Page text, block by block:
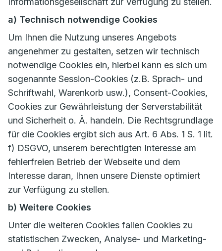
a) Technisch notwendige Cookies
Um Ihnen die Nutzung unseres Angebots
angenehmer zu gestalten, setzen wir technisch
notwendige Cookies ein, hierbei kann es sich um
sogenannte Session-Cookies (z.B. Sprach- und
Schriftwahl, Warenkorb usw.), Consent-Cookies,
Cookies zur Gewährleistung der Serverstabilität
und Sicherheit o. Ä. handeln. Die Rechtsgrundlage
für die Cookies ergibt sich aus Art. 6 Abs. 1 S. 1 lit.
f) DSGVO, unserem berechtigten Interesse am
fehlerfreien Betrieb der Webseite und dem
Interesse daran, Ihnen unsere Dienste optimiert
zur Verfügung zu stellen.
b) Weitere Cookies
Unter die weiteren Cookies fallen Cookies zu
statistischen Zwecken, Analyse- und Marketing-